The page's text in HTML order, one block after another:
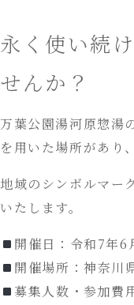
永く使い続
せんか？
万葉公園湯河原惣湯
を⽤いた場所があり
地域のシンボルマー
いたします。
開催日：令和7年
開催場所：神奈川
募集人数・参加費